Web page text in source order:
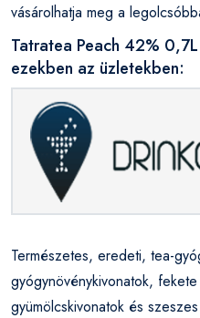
vásárolhatja meg a
Tatratea Peach 42%
ezekben az üzletekben:
Természetes, eredeti, tea-
gyógynövénykivonatok,
gyümölcskivonatok és